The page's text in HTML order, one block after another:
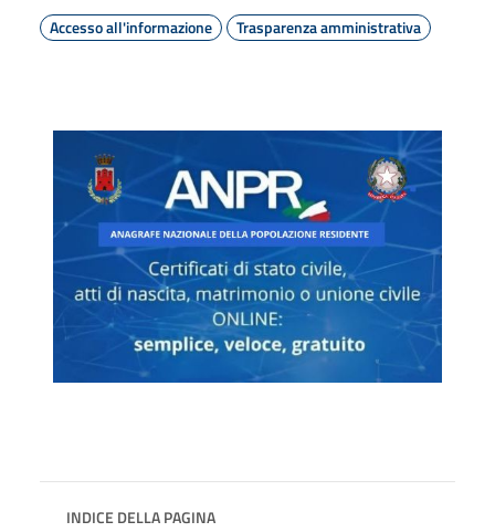
Accesso all'informazione
Trasparenza amministrativa
INDICE DELLA PAGINA